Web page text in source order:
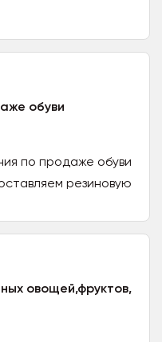
обуви
по продаже обуви
резиновую
овощей,фруктов,